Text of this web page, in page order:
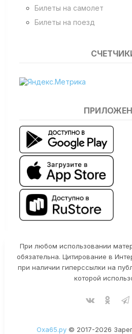
Билеты на самолет
Билеты на поезд
При любом использовании
обязательна. Цитирование в
при наличии гиперссылки на
которой
Оха65.ру© 2017-2026